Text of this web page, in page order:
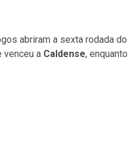
abriram a sexta rodada do
venceu a Caldense, enquanto